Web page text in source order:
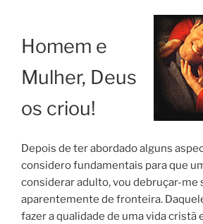
Homem e
Mulher, Deus
os criou!
Depois de ter abordado alguns
considero fundamentais para que
considerar adulto, vou debruçar-me
aparentemente de fronteira.
fazer a qualidade de uma vida cristã